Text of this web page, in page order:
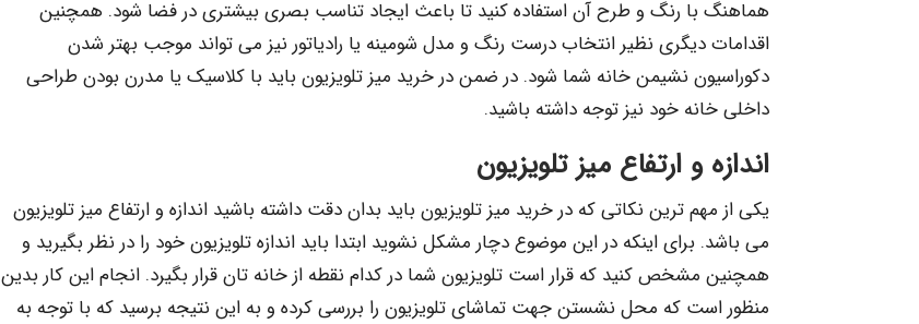
هماهنگ با رنگ و طرح آن استفاده کنید تا باعث ایجاد تناسب بصری بیشتری در فضا شود. همچنین
اقدامات دیگری نظیر انتخاب درست رنگ و مدل شومینه یا رادیاتور نیز می تواند موجب بهتر شدن
دکوراسیون نشیمن خانه شما شود. در ضمن در خرید میز تلویزیون باید با کلاسیک یا مدرن بودن طراحی
داخلی خانه خود نیز توجه داشته باشید.
اندازه و ارتفاع میز تلویزیون
یکی از مهم ترین نکاتی که در خرید میز تلویزیون باید بدان دقت داشته باشید اندازه و ارتفاع میز تلویزیون
می باشد. برای اینکه در این موضوع دچار مشکل نشوید ابتدا باید اندازه تلویزیون خود را در نظر بگیرید و
همچنین مشخص کنید که قرار است تلویزیون شما در کدام نقطه از خانه تان قرار بگیرد. انجام این کار بدین
منظور است که محل نشستن جهت تماشای تلویزیون را بررسی کرده و به این نتیجه برسید که با توجه به